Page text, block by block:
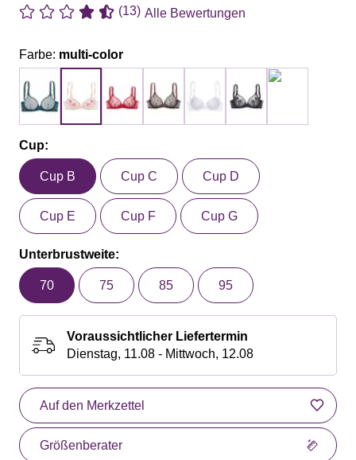
(13) Alle Bewertungen
Farbe: multi-color
Cup:
Cup B Cup C Cup D
Cup E Cup F Cup G
Unterbrustweite:
70 75 85 95
Voraussichtlicher Liefertermin
Dienstag, 11.08 - Mittwoch, 12.08
Auf den Merkzettel
Größenberater